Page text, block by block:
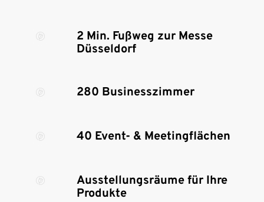
2 Min. Fußweg zur Messe
Düsseldorf
280 Businesszimmer
40 Event- & Meetingflächen
Ausstellungsräume für Ihre
Produkte